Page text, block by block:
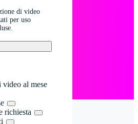
di video
per uso
al mese
richiesta